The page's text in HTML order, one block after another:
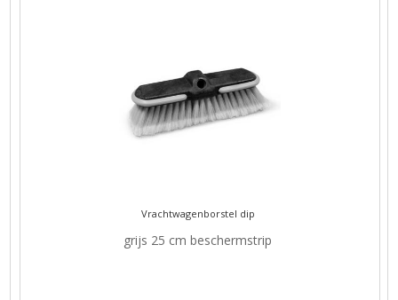
Vrachtwagenborstel dip
grijs 25 cm beschermstrip